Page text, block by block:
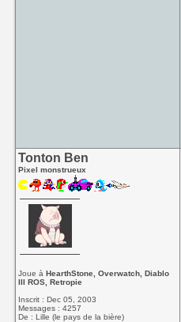
Tonton Ben
Pixel monstrueux
Joue àHearthStone, Overwatch, Diablo
III ROS, Retropie
Inscrit : Dec 05, 2003
Messages : 4257
De : Lille (le pays de la bière)